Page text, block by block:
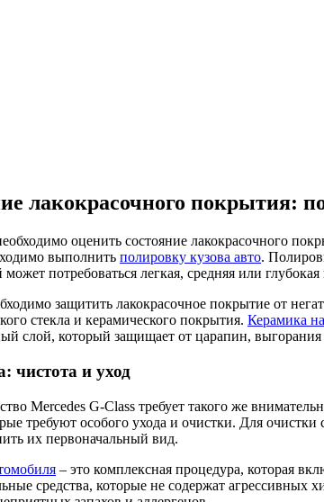
лакокрасочного покрытия:
оценить состояние лакокрасочного
выполнить полировку кузова авто.
потребоваться легкая, средняя или
защитить лакокрасочное покрытие от
стекла и керамического покрытия. Керамика
слой, который защищает от царапин,
чистота и уход
Mercedes G-Class требует такого же
требуют особого ухода и очистки. Для
их первоначальный вид.
– это комплексная процедура, которая
средства, которые не содержат